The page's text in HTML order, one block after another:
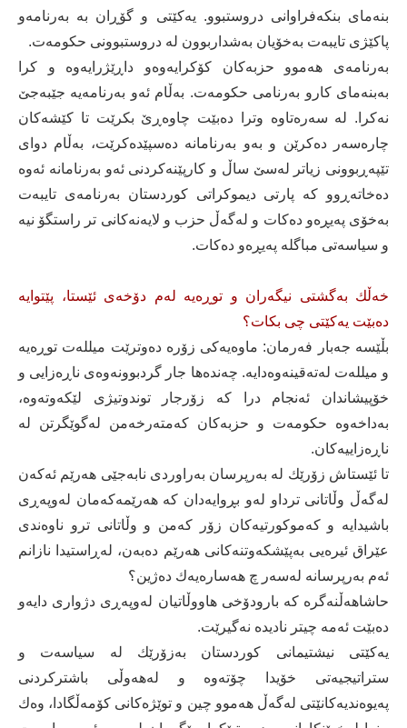
بنەمای بنكەفراوانی دروستبوو. یەكێتی و گۆڕان بە بەرنامەو
پاكێژی تایبەت بەخۆیان بەشداربوون لە دروستبوونی حكومەت.
بەرنامەی هەموو حزبەكان كۆكرایەوەو داڕێژرایەوە و كرا
بەبنەمای كارو بەرنامی حكومەت. بەڵام ئەو بەرنامەیە جێبەجێ
نەكرا. لە سەرەتاوە وترا دەبێت چاوەڕێ بكرێت تا كێشەكان
چارەسەر دەكرێن و بەو بەرنامانە دەسپێدەكرێت، بەڵام دوای
تێپەڕبوونی زیاتر لەسێ ساڵ و كارپێنەكردنی ئەو بەرنامانە ئەوە
دەخاتەڕوو كە پارتی دیموكراتی كوردستان بەرنامەی تایبەت
بەخۆی پەیڕەو دەكات و لەگەڵ حزب و لایەنەكانی تر راستگۆ نیە
و سیاسەتی مباگلە پەیڕەو دەكات.
خەڵك بەگشتی نیگەران و توڕەیە لەم دۆخەی ئێستا، پێتوایە
دەبێت یەكێتی چی بكات؟
بڵێسە جەبار فەرمان: ماوەیەكی زۆرە دەوترێت میللەت توڕەیە
و میللەت لەتەقینەوەدایە. چەندەها جار گردبوونەوەی ناڕەزایی و
خۆپیشاندان ئەنجام درا كە زۆرجار توندوتیژی لێكەوتەوە،
بەداخەوە حكومەت و حزبەكان كەمتەرخەمن لەگوێگرتن لە
ناڕەزاییەكان.
تا ئێستاش زۆرێك لە بەرپرسان بەراوردی نابەجێی هەرێم ئەكەن
لەگەڵ وڵاتانی ترداو لەو بڕوایەدان كە هەرێمەكەمان لەوپەڕی
باشیدایە و كەموكورتیەكان زۆر كەمن و وڵاتانی ترو ناوەندی
عێراق ئیرەیی بەپێشكەوتنەكانی هەرێم دەبەن، لەڕاستیدا نازانم
ئەم بەرپرسانە لەسەر چ هەسارەیەك دەژین؟
حاشاهەڵنەگرە كە بارودۆخی هاووڵاتیان لەوپەڕی دژواری دایەو
دەبێت ئەمە چیتر نادیدە نەگیرێت.
یەكێتی نیشتیمانی كوردستان بەزۆرێك لە سیاسەت و
ستراتیجیەتی خۆیدا چۆتەوە و لەهەوڵی باشتركردنی
پەیوەندیەكانێتی لەگەڵ هەموو چین و توێژەكانی كۆمەڵگادا، وەك